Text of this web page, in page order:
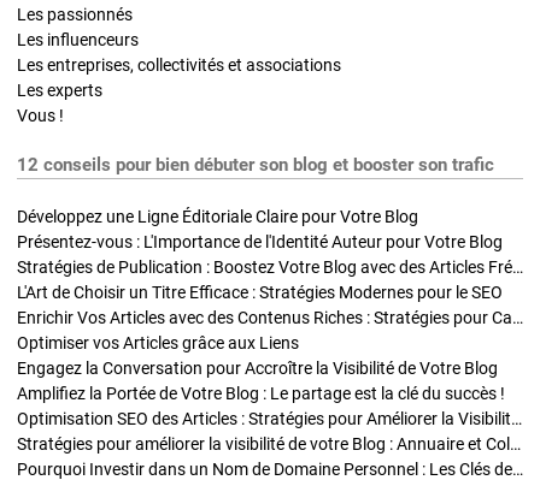
Les passionnés
Les influenceurs
Les entreprises, collectivités et associations
Les experts
Vous !
12 conseils pour bien débuter son blog et booster son trafic
Développez une Ligne Éditoriale Claire pour Votre Blog
Présentez-vous : L'Importance de l'Identité Auteur pour Votre Blog
Stratégies de Publication : Boostez Votre Blog avec des Articles Fréquents et Exclusifs
L'Art de Choisir un Titre Efficace : Stratégies Modernes pour le SEO
Enrichir Vos Articles avec des Contenus Riches : Stratégies pour Captiver et Optimiser
Optimiser vos Articles grâce aux Liens
Engagez la Conversation pour Accroître la Visibilité de Votre Blog
Amplifiez la Portée de Votre Blog : Le partage est la clé du succès !
Optimisation SEO des Articles : Stratégies pour Améliorer la Visibilité de Votre Blog
Stratégies pour améliorer la visibilité de votre Blog : Annuaire et Collaborations
Pourquoi Investir dans un Nom de Domaine Personnel : Les Clés de la Réussite de Votre Blog